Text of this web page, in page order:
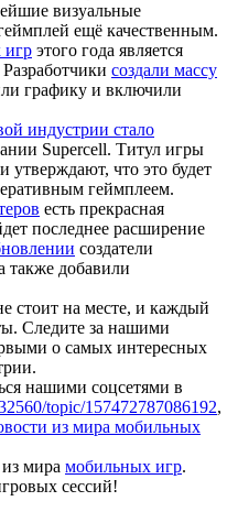
визуальные
ещё качественным.
игр этого года является
создали массу
графику и включили
индустрии стало
Supercell. Титул игры
утверждают, что это будет
геймплеем.
есть прекрасная
последнее расширение
создатели
также добавили
стоит на месте, и каждый
Следите за нашими
о самых интересных
нашими соцсетями в
topic/157472787086192,
из мира мобильных
мира мобильных игр.
сессий!